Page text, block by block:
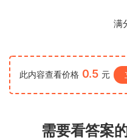
满
此内容查看价格 0.5 元
需要看答案